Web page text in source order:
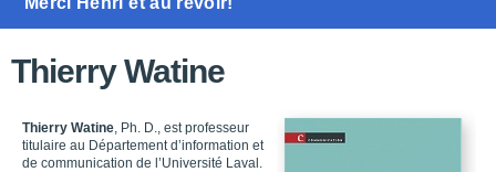
Thierry Watine
Thierry Watine, Ph. D., est professeur
titulaire au Département d’information et
de communication de l’Université Laval.